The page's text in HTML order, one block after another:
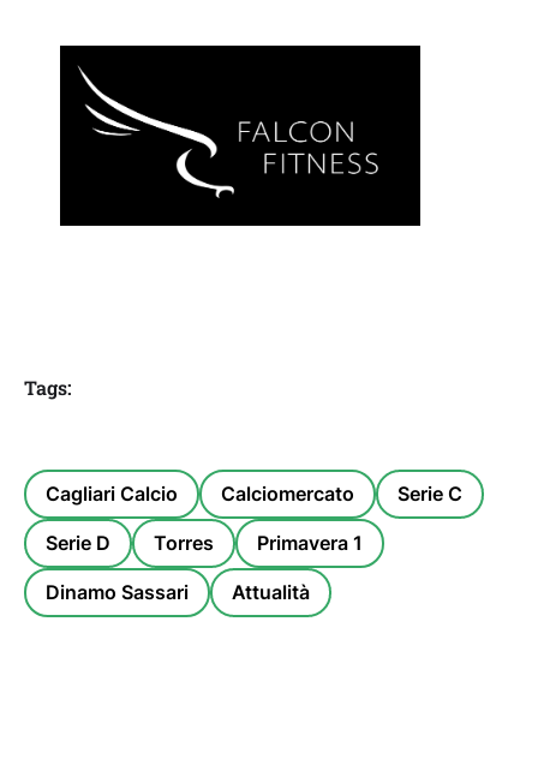
Tags:
Cagliari Calcio Calciomercato Serie C
Serie D Torres Primavera 1
Dinamo Sassari Attualità